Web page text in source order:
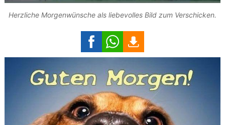
Herzliche Morgenwünsche als liebevolles Bild zum Verschicken.